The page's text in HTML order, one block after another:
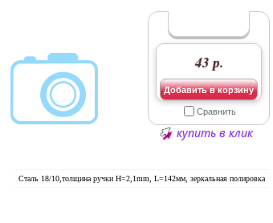
Сталь 18/10,толщина ручки H=2,1mm, L=142мм, зеркальная полировка
43 р.
Добавить в корзину
Сравнить
купить в клик